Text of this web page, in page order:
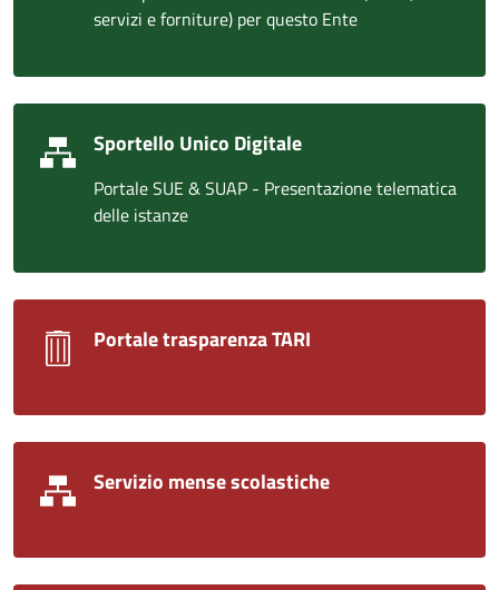
servizi e forniture) per questo Ente
Sportello Unico Digitale
Portale SUE & SUAP - Presentazione telematica
delle istanze
Portale trasparenza TARI
Servizio mense scolastiche